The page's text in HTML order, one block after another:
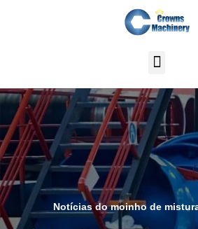
Notícias do moinho de